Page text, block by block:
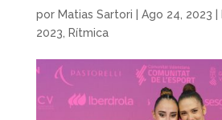
por Matias Sartori Ago 24, 2023
2023
Rítmica